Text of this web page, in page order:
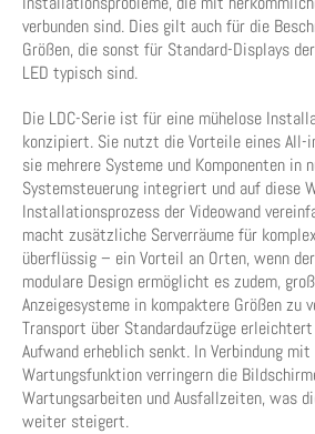
verbunden sind. Dies gilt auch für die
Größen, die sonst für Standard-Displays
LED typisch sind.
Die LDC-Serie ist für eine mühelose
konzipiert. Sie nutzt die Vorteile eines All-
sie mehrere Systeme und Komponenten in
Systemsteuerung integriert und auf diese
Installationsprozess der Videowand
macht zusätzliche Serverräume für
überflüssig – ein Vorteil an Orten, wenn
modulare Design ermöglicht es zudem,
Anzeigesysteme in kompaktere Größen zu
Transport über Standardaufzüge
Aufwand erheblich senkt. In Verbindung
Wartungsfunktion verringern die
Wartungsarbeiten und Ausfallzeiten, was
weiter steigert.